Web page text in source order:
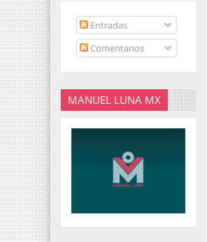
Entradas
Comentarios
MANUEL LUNA MX